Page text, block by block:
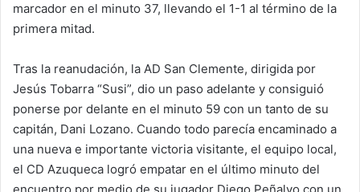
marcador en el minuto 37, llevando el 1-1 al término de la
primera mitad.
Tras la reanudación, la AD San Clemente, dirigida por
Jesús Tobarra “Susi”, dio un paso adelante y consiguió
ponerse por delante en el minuto 59 con un tanto de su
capitán, Dani Lozano. Cuando todo parecía encaminado a
una nueva e importante victoria visitante, el equipo local,
el CD Azuqueca logró empatar en el último minuto del